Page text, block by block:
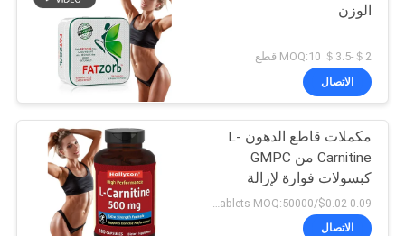
الوزن
＄2-＄3.5 MOQ:10 قطع
الاتصال
مكملات قاطع الدهون L-
Carnitine من GMPC
كبسولات فوارة لإزالة
السموم
الاتصال